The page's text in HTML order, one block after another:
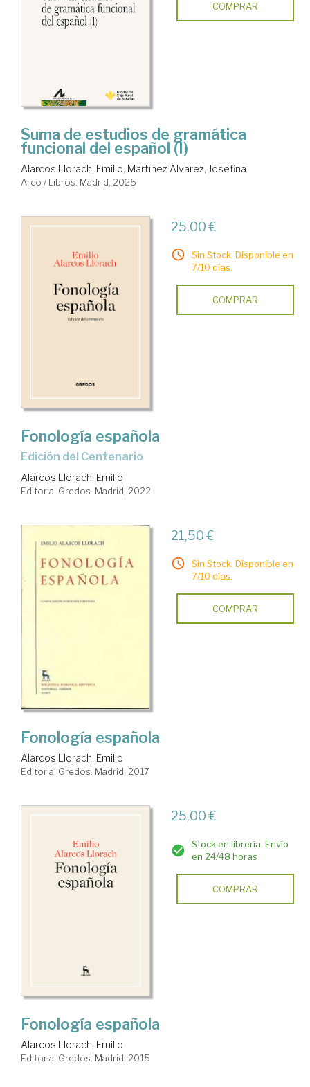
COMPRAR
Suma de estudios de gramática
funcional del español (I)
Alarcos Llorach, Emilio; Martínez Álvarez, Josefina
Arco / Libros. Madrid, 2025
25,00 €
Sin Stock. Disponible en
7/10 días.
COMPRAR
Fonología española
Edición del Centenario
Alarcos Llorach, Emilio
Editorial Gredos. Madrid, 2022
21,50 €
Sin Stock. Disponible en
7/10 días.
COMPRAR
Fonología española
Alarcos Llorach, Emilio
Editorial Gredos. Madrid, 2017
25,00 €
Stock en librería. Envío
en 24/48 horas
COMPRAR
Fonología española
Alarcos Llorach, Emilio
Editorial Gredos. Madrid, 2015